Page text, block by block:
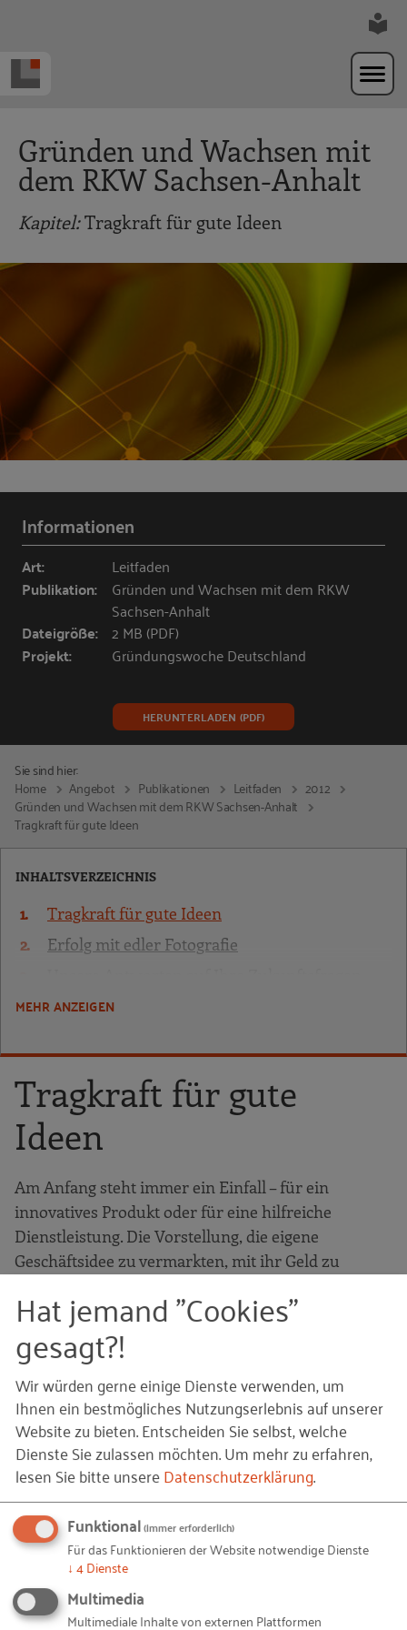
Gründen und Wachsen mit
dem RKW Sachsen-Anhalt
Kapitel:Tragkraft für gute Ideen
Informationen
Art: Leitfaden
Publikation:
Gründen und Wachsen mit dem RKW
Sachsen-Anhalt
Dateigröße: 2 MB (PDF)
Projekt: Gründungswoche Deutschland
HERUNTERLADEN (PDF)
Sie sind hier:
Home
Angebot Publikationen Leitfaden
2012
Gründen und Wachsen mit dem RKW Sachsen-Anhalt
Tragkraft für gute Ideen
INHALTSVERZEICHNIS
Tragkraft für gute Ideen
Erfolg mit edler Fotografie
Ihr Partner für Kompetenz und Wachstum
MEHR ANZEIGEN
Tragkraft für gute
Ideen
Am Anfang steht immer ein Einfall – für ein
innovatives Produkt oder für eine hilfreiche
Dienstleistung. Die Vorstellung, die eigene
Geschäftsidee zu vermarkten, mit ihr Geld zu
Unternehmensgründung. Sie motiviert, begeistert
und spornt an. Je überzeugender die Idee, umso
besser sind die Aussichten, sie erfolgreich am Markt
zu platzieren.
Doch ein guter Einfall allein macht noch keine
Firma. Auf dem Weg zur gesicherten Existenz unter
eigener Regie gibt es viel zu beachten. Angehende
Gründer/-innen müssen sich um Finanzierungen,
Businesspläne, Marktanalysen und viele andere
Formalien kümmern. Wer dabei nichts vergessen
und vor allem den Überblick nicht verlieren will,
darf auf die erfahrenen Berater des RKW Sachsen-
Hat jemand "Cookies"
gesagt?!
Wir würden gerne einige Dienste verwenden, um
Ihnen ein bestmögliches Nutzungserlebnis auf unserer
Website zu bieten. Entscheiden Sie selbst, welche
Dienste Sie zulassen möchten.Um mehr zu erfahren,
lesen Sie bitte unsereDatenschutzerklärung.
Funktional(immer erforderlich)
Für das Funktionieren der Website notwendige Dienste
↓ 4Dienste
Multimedia
Multimediale Inhalte von externen Plattformen